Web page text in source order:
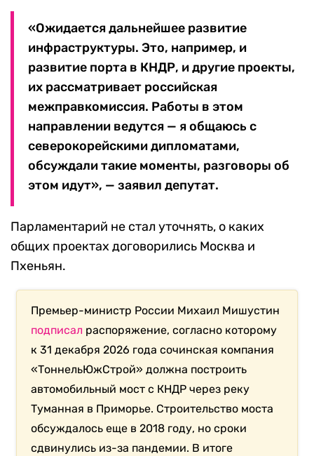
«Ожидается дальнейшее развитие
инфраструктуры. Это, например, и
развитие порта в КНДР, и другие проекты,
их рассматривает российская
межправкомиссия. Работы в этом
направлении ведутся — я общаюсь с
северокорейскими дипломатами,
обсуждали такие моменты, разговоры об
этом идут», — заявил депутат.
Парламентарий не стал уточнять, о каких
общих проектах договорились Москва и
Пхеньян.
Премьер-министр России Михаил Мишустин
подписал распоряжение, согласно которому
к 31 декабря 2026 года сочинская компания
«ТоннельЮжСтрой» должна построить
автомобильный мост с КНДР через реку
Туманная в Приморье. Строительство моста
обсуждалось еще в 2018 году, но сроки
сдвинулись из-за пандемии. В итоге